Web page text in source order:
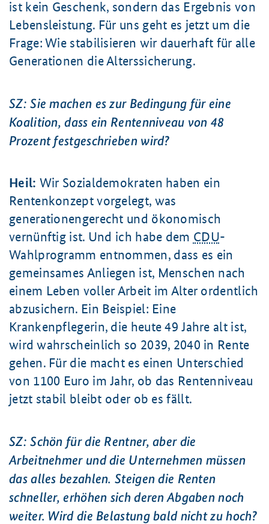
ist kein Geschenk, sondern das Ergebnis von
Lebensleistung. Für uns geht es jetzt um die
Frage: Wie stabilisieren wir dauerhaft für alle
Generationen die Alterssicherung.
SZ: Sie machen es zur Bedingung für eine
Koalition, dass ein Rentenniveau von 48
Prozent festgeschrieben wird?
Heil: Wir Sozialdemokraten haben ein
Rentenkonzept vorgelegt, was
generationengerecht und ökonomisch
vernünftig ist. Und ich habe dem CDU-
Wahlprogramm entnommen, dass es ein
gemeinsames Anliegen ist, Menschen nach
einem Leben voller Arbeit im Alter ordentlich
abzusichern. Ein Beispiel: Eine
Krankenpflegerin, die heute 49 Jahre alt ist,
wird wahrscheinlich so 2039, 2040 in Rente
gehen. Für die macht es einen Unterschied
von 1100 Euro im Jahr, ob das Rentenniveau
jetzt stabil bleibt oder ob es fällt.
SZ: Schön für die Rentner, aber die
Arbeitnehmer und die Unternehmen müssen
das alles bezahlen. Steigen die Renten
schneller, erhöhen sich deren Abgaben noch
weiter. Wird die Belastung bald nicht zu hoch?